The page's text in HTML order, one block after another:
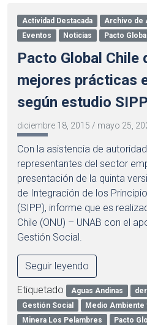
Actividad Destacada Archivo de
Eventos
Noticias Pacto Global
Pacto Global Chile
mejores prácticas
según estudio
diciembre 18, 2015 / mayo 25,
Con la asistencia de
representantes del sector
presentación de la quinta
de Integración de los
(SIPP), informe que es
Chile (ONU) – UNAB con el
Gestión Social.
Seguir leyendo
Etiquetado Aguas Andinas
Gestión Social
Medio
Minera Los Pelambres
Pacto